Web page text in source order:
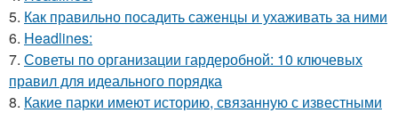
5. Как правильно посадить саженцы и ухаживать за ними
6. Headlines:
7. Советы по организации гардеробной: 10 ключевых
правил для идеального порядка
8. Какие парки имеют историю, связанную с известными